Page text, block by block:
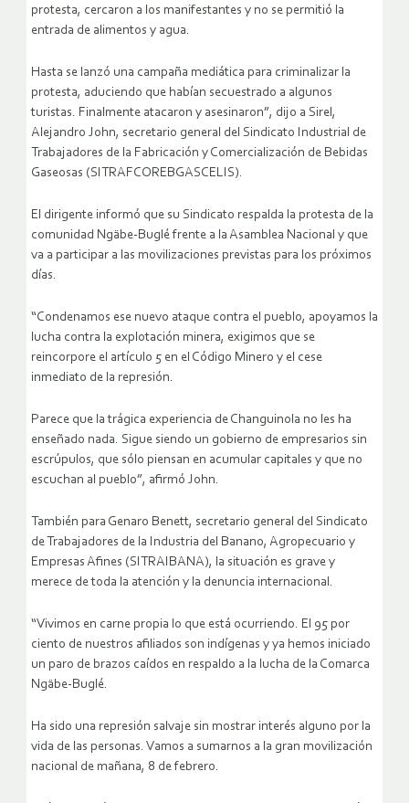
protesta, cercaron a los manifestantes y no se permitió la
entrada de alimentos y agua.
Hasta se lanzó una campaña mediática para criminalizar la
protesta, aduciendo que habían secuestrado a algunos
turistas. Finalmente atacaron y asesinaron”, dijo a Sirel,
Alejandro John, secretario general del Sindicato Industrial de
Trabajadores de la Fabricación y Comercialización de Bebidas
Gaseosas (SITRAFCOREBGASCELIS).
El dirigente informó que su Sindicato respalda la protesta de la
comunidad Ngäbe-Buglé frente a la Asamblea Nacional y que
va a participar a las movilizaciones previstas para los próximos
días.
“Condenamos ese nuevo ataque contra el pueblo, apoyamos la
lucha contra la explotación minera, exigimos que se
reincorpore el artículo 5 en el Código Minero y el cese
inmediato de la represión.
Parece que la trágica experiencia de Changuinola no les ha
enseñado nada. Sigue siendo un gobierno de empresarios sin
escrúpulos, que sólo piensan en acumular capitales y que no
escuchan al pueblo”, afirmó John.
También para Genaro Benett, secretario general del Sindicato
de Trabajadores de la Industria del Banano, Agropecuario y
Empresas Afines (SITRAIBANA), la situación es grave y
merece de toda la atención y la denuncia internacional.
“Vivimos en carne propia lo que está ocurriendo. El 95 por
ciento de nuestros afiliados son indígenas y ya hemos iniciado
un paro de brazos caídos en respaldo a la lucha de la Comarca
Ngäbe-Buglé.
Ha sido una represión salvaje sin mostrar interés alguno por la
vida de las personas. Vamos a sumarnos a la gran movilización
nacional de mañana, 8 de febrero.